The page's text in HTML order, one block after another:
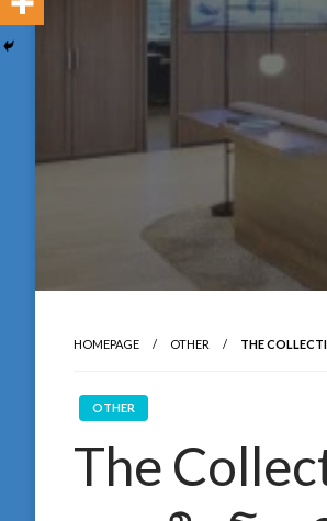
HOMEPAGE OTHER THE
OTHER
The